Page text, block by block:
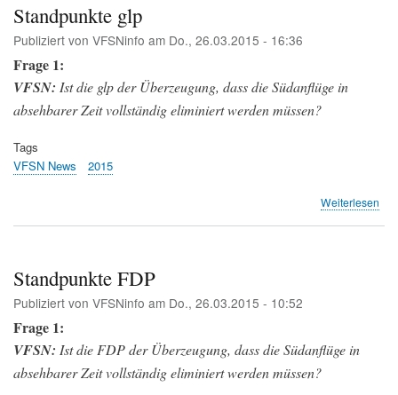
Standpunkte glp
Publiziert von VFSNinfo am Do., 26.03.2015 - 16:36
Frage 1:
VFSN: Ist die glp der Überzeugung, dass die Südanflüge in
absehbarer Zeit vollständig eliminiert werden müssen?
Tags
VFSN News
2015
Weiterlesen
Standpunkte FDP
Publiziert von VFSNinfo am Do., 26.03.2015 - 10:52
Frage 1:
VFSN: Ist die FDP der Überzeugung, dass die Südanflüge in
absehbarer Zeit vollständig eliminiert werden müssen?